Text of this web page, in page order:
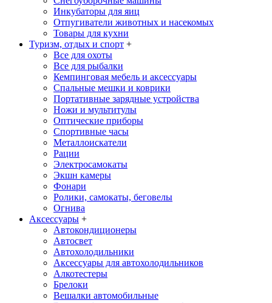
Инкубаторы для яиц
Отпугиватели животных и насекомых
Товары для кухни
Туризм, отдых и спорт +
Все для охоты
Все для рыбалки
Кемпинговая мебель и аксессуары
Спальные мешки и коврики
Портативные зарядные устройства
Ножи и мультитулы
Оптические приборы
Спортивные часы
Металлоискатели
Рации
Электросамокаты
Экшн камеры
Фонари
Ролики, самокаты, беговелы
Огнива
Аксессуары +
Автокондиционеры
Aвтосвет
Автохолодильники
Аксессуары для автохолодильников
Алкотестеры
Брелоки
Вешалки автомобильные